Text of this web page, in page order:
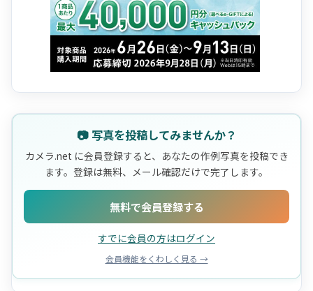
📷 写真を投稿してみませんか？
カメラ.net に会員登録すると、あなたの作例写真を投稿でき
ます。登録は無料、メール確認だけで完了します。
無料で会員登録する
すでに会員の方はログイン
会員機能をくわしく見る →